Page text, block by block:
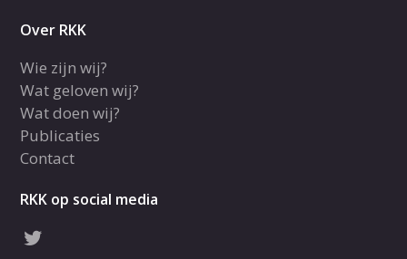
Over RKK
Wie zijn wij?
Wat geloven wij?
Wat doen wij?
Publicaties
Contact
RKK op social media